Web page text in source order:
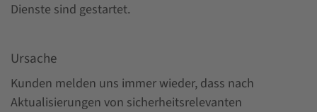
Dienste sind gestartet.
Ursache
Kunden melden uns immer wieder, dass nach
Aktualisierungen von sicherheitsrelevanten